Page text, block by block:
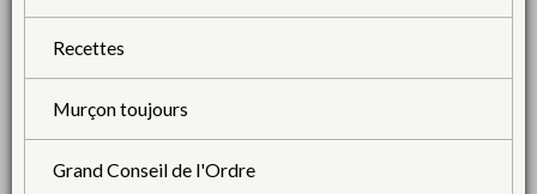
Recettes
Murçon toujours
Grand Conseil de l'Ordre